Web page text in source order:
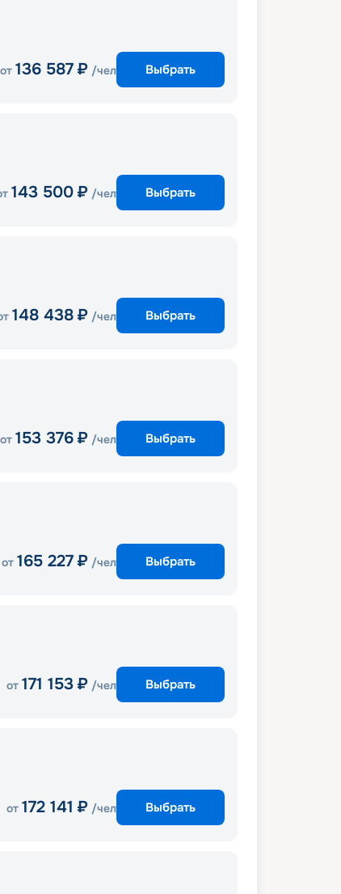
от 136 587 ₽ /чел Выбрать
143 500 ₽ /чел Выбрать
148 438 ₽ /чел Выбрать
от 153 376 ₽ /чел Выбрать
от 165 227 ₽ /чел Выбрать
от 171 153 ₽ /чел Выбрать
от 172 141 ₽ /чел Выбрать